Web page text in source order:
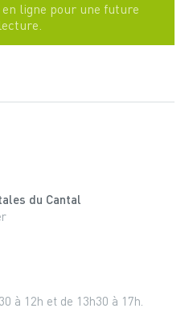
ligne pour une future
du Cantal
à 12h et de 13h30 à 17h.